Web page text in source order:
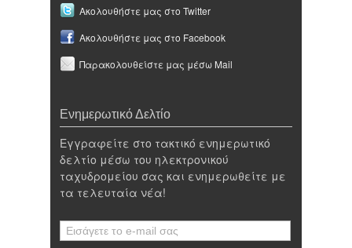
Ακολουθήστε μας στο Twitter
Ακολουθήστε μας στο Facebook
Παρακολουθείστε μας μέσω Mail
Ενημερωτικό Δελτίο
Εγγραφείτε στο τακτικό ενημερωτικό
δελτίο μέσω του ηλεκτρονικού
ταχυδρομείου σας και ενημερωθείτε με
τα τελευταία νέα!